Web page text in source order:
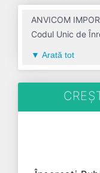
ANVICOM
Codul Unic de
avand codul
zona de
semnificativă pe
EXPORT SRL a
Arată tot